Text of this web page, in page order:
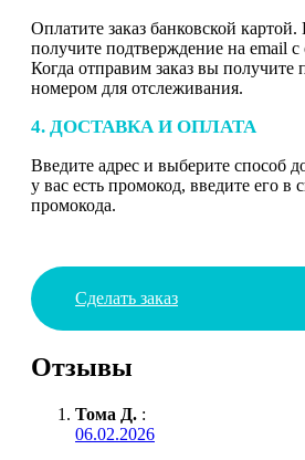
Оплатите заказ банковской
получите подтверждение на email с
Когда отправим заказ вы получите
номером для отслеживания.
4. ДОСТАВКА И ОПЛАТА
Введите адрес и выберите способ
у вас есть промокод, введите его в
промокода.
Сделать заказ
Отзывы
Тома Д. :
06.02.2026